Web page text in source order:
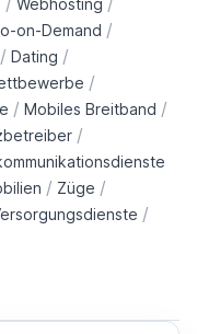
on-Demand /
/ Dating /
/
/ Mobiles Breitband /
/
/ Züge /
/